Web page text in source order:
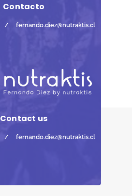
Contacto
/ fernando.diez@nutraktis.cl
Contact us
/ fernando.diez@nutraktis.cl